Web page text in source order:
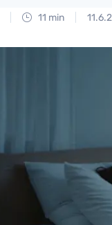
11 min